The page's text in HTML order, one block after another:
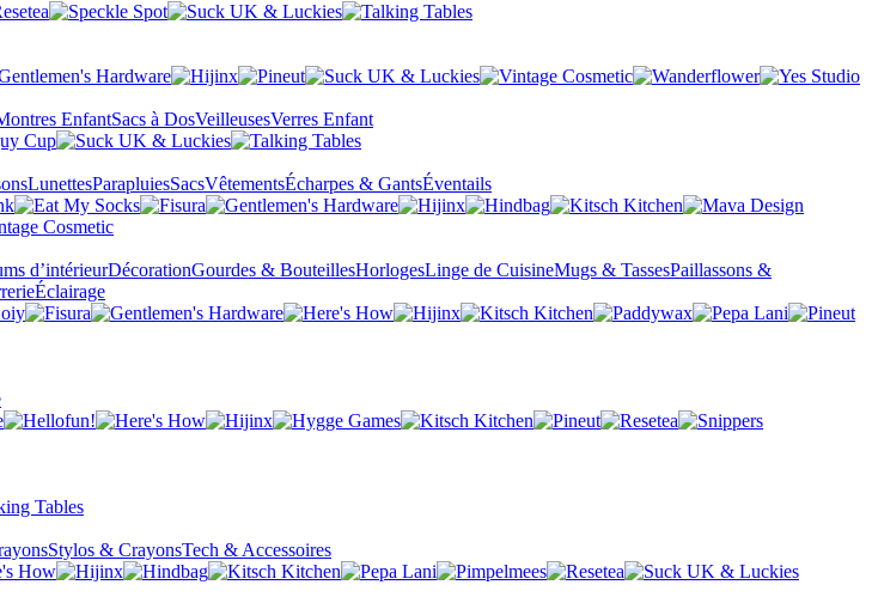
EnfantSacs à DosVeilleusesVerres Enfant
LunettesParapluiesSacsVêtementsÉcharpes & GantsÉventails
d’intérieurDécorationGourdes & BouteillesHorlogesLinge de CuisineMugs & TassesPaillassons &
Éclairage
Stylos & CrayonsTech & Accessoires